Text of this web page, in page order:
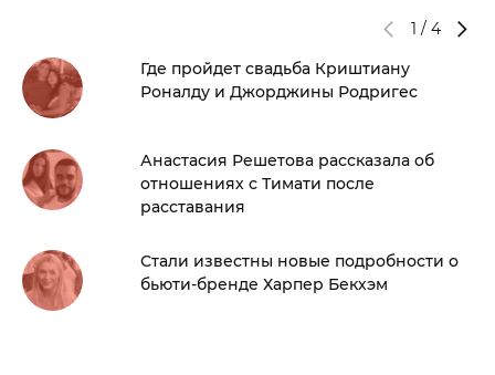
1 / 4
Где пройдет свадьба Криштиану
Роналду и Джорджины Родригес
Анастасия Решетова рассказала об
отношениях с Тимати после
расставания
Стали известны новые подробности о
бьюти-бренде Харпер Бекхэм